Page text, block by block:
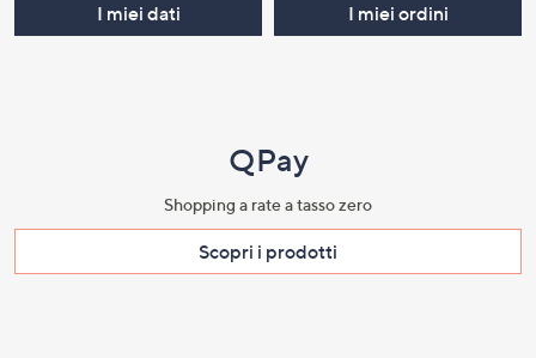
I miei dati I miei ordini
QPay
Shopping a rate a tasso zero​
Scopri i prodotti​